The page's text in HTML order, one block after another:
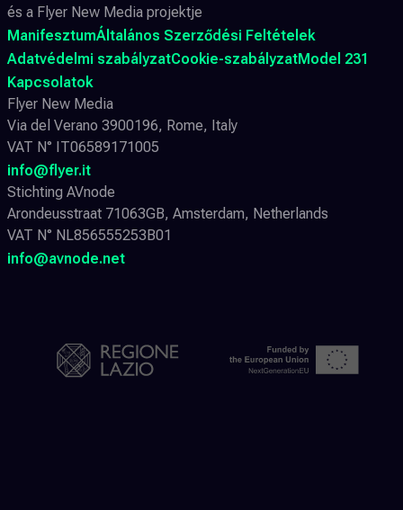
és a Flyer New Media projektje
ManifesztumÁltalános Szerződési Feltételek
Adatvédelmi szabályzatCookie-szabályzatModel 231
Kapcsolatok
Flyer New Media
Via del Verano 3900196, Rome, Italy
VAT N° IT06589171005
info@flyer.it
Stichting AVnode
Arondeusstraat 71063GB, Amsterdam, Netherlands
VAT N° NL856555253B01
info@avnode.net